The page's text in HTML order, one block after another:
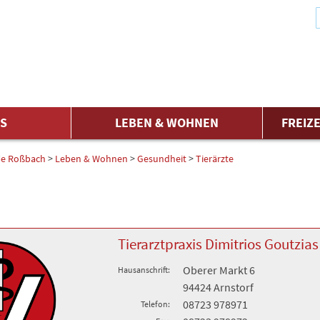
LEBEN & WOHNEN
Roßbach > Leben & Wohnen >Gesundheit>Tierärzte
Tierarztpraxis Dimitrios Goutzias
Hausanschrift:
Oberer Markt 6
94424 Arnstorf
Telefon: 08723 978971